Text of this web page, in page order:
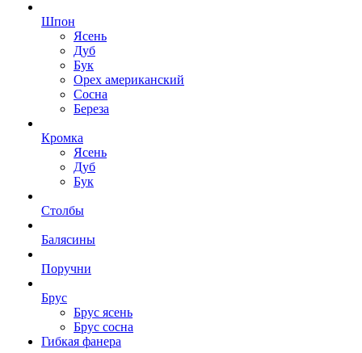
Шпон
Ясень
Дуб
Бук
Орех американский
Сосна
Береза
Кромка
Ясень
Дуб
Бук
Столбы
Балясины
Поручни
Брус
Брус ясень
Брус сосна
Гибкая фанера